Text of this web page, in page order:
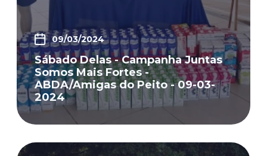
09/03/2024
Sábado Delas - Campanha Juntas
Somos Mais Fortes -
ABDA/Amigas do Peito - 09-03-
2024